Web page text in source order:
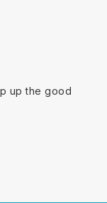
up the good